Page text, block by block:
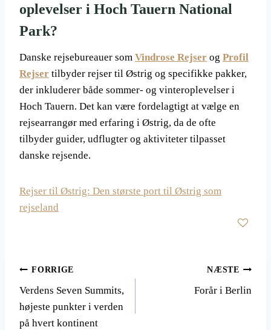
oplevelser i Hoch Tauern National
Park?
Danske rejsebureauer som Vindrose Rejser og Profil
Rejser tilbyder rejser til Østrig og specifikke pakker,
der inkluderer både sommer- og vinteroplevelser i
Hoch Tauern. Det kan være fordelagtigt at vælge en
rejsearrangør med erfaring i Østrig, da de ofte
tilbyder guider, udflugter og aktiviteter tilpasset
danske rejsende.
Rejser til Østrig: Den største port til Østrig som
rejseland
Indlægsnavigation
FORRIGE
Verdens Seven Summits,
højeste punkter i verden
på hvert kontinent
NÆSTE
Forår i Berlin